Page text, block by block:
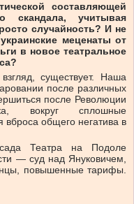
составляющей
скандала, учитывая
случайность? И не
меценаты от
в новое театральное
существует. Наша
после различных
после Революции
вокруг сплошные
вброса общего негатива в
Театра на Подоле
— суд над Януковичем,
повышенные тарифы.